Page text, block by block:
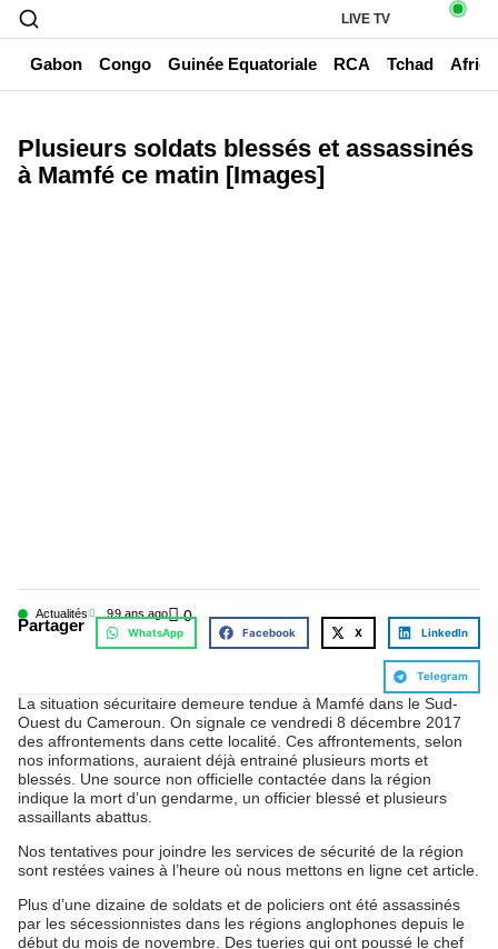
LIVE TV
Gabon Congo Guinée Equatoriale RCA Tchad
Plusieurs soldats blessés et assassinés
à Mamfé ce matin [Images]
Actualités 99 ans ago 0
Partager WhatsApp Facebook X LinkedIn
Telegram
La situation sécuritaire demeure tendue à Mamfé dans le Sud-
Ouest du Cameroun. On signale ce vendredi 8 décembre 2017
des affrontements dans cette localité. Ces affrontements, selon
nos informations, auraient déjà entrainé plusieurs morts et
blessés. Une source non officielle contactée dans la région
indique la mort d’un gendarme, un officier blessé et plusieurs
assaillants abattus.
Nos tentatives pour joindre les services de sécurité de la région
sont restées vaines à l’heure où nous mettons en ligne cet article.
Plus d’une dizaine de soldats et de policiers ont été assassinés
par les sécessionnistes dans les régions anglophones depuis le
début du mois de novembre. Des tueries qui ont poussé le chef